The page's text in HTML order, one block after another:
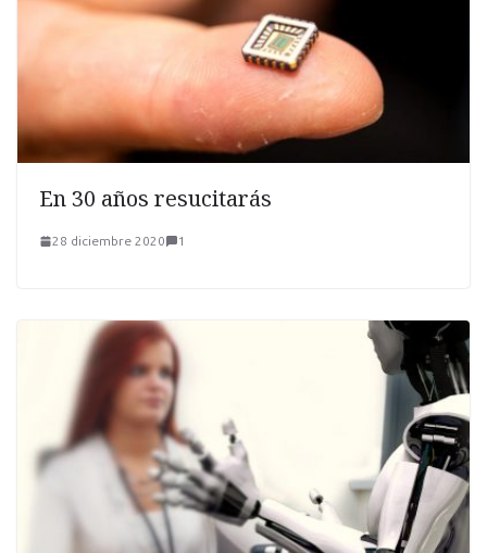
En 30 años resucitarás
28 diciembre 2020 1